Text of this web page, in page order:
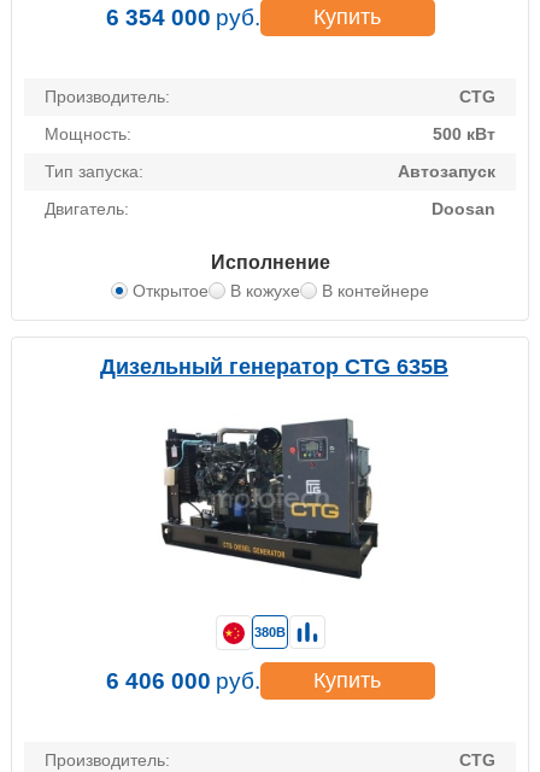
Производитель:
CTG
Мощность:
500 кВт
Тип запуска:
Автозапуск
Двигатель:
Doosan
Исполнение
Открытое В кожухе В контейнере
6 354 000 руб. Купить
Дизельный генератор CTG 635B
Производитель:
CTG
380В
6 406 000 руб. Купить